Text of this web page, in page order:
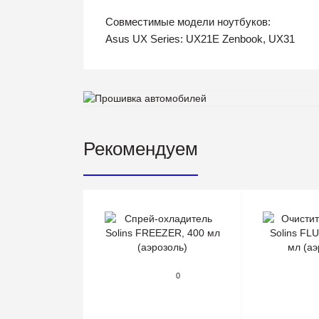
Совместимые модели ноутбуков:
Asus UX Series: UX21E Zenbook, UX31
Рекомендуем
0